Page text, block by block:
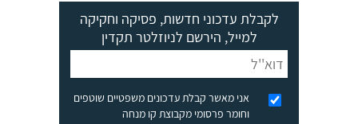
לקבלת עדכוני חדשות, פסיקה וחקיקה
למייל, הירשם לניוזלטר תקדין
אני מאשר קבלת עדכונים משפטיים שוטפים
וחומר פרסומי מקבוצת קו מנחה